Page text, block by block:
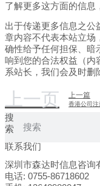
了解更多这方面的信息
出于传递更多信息之公
章内容不代表本站立场
确性给予任何担保、暗
响到您的合法权益（内
系站长，我们会及时删
上一页 上一篇
搜
索
联系我们
深圳市森达时信息咨询
电话: 0755-86718602